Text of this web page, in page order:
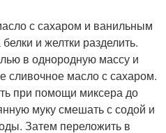
с сахаром и ванильным
и желтки разделить.
в однородную массу и
сливочное масло с сахаром.
при помощи миксера до
муку смешать с содой и
Затем переложить в